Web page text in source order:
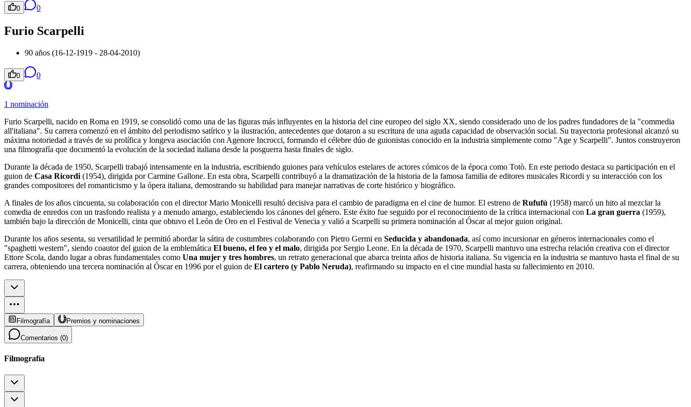
0 0
Furio Scarpelli
90 años (16-12-1919 - 28-04-2010)
0 0
1 nominación
Furio Scarpelli, nacido en Roma en 1919, se consolidó como una de las figuras más influyentes en la historia del cine europeo del siglo XX, siendo considerado uno de los padres fundadores de la "commedia
all'italiana". Su carrera comenzó en el ámbito del periodismo satírico y la ilustración, antecedentes que dotaron a su escritura de una aguda capacidad de observación social. Su trayectoria profesional alcanzó su
máxima notoriedad a través de su prolífica y longeva asociación con Agenore Incrocci, formando el célebre dúo de guionistas conocido en la industria simplemente como "Age y Scarpelli". Juntos construyeron
una filmografía que documentó la evolución de la sociedad italiana desde la posguerra hasta finales de siglo.
Durante la década de 1950, Scarpelli trabajó intensamente en la industria, escribiendo guiones para vehículos estelares de actores cómicos de la época como Totò. En este periodo destaca su participación en el
guion de Casa Ricordi (1954), dirigida por Carmine Gallone. En esta obra, Scarpelli contribuyó a la dramatización de la historia de la famosa familia de editores musicales Ricordi y su interacción con los
grandes compositores del romanticismo y la ópera italiana, demostrando su habilidad para manejar narrativas de corte histórico y biográfico.
A finales de los años cincuenta, su colaboración con el director Mario Monicelli resultó decisiva para el cambio de paradigma en el cine de humor. El estreno de Rufufú (1958) marcó un hito al mezclar la
comedia de enredos con un trasfondo realista y a menudo amargo, estableciendo los cánones del género. Este éxito fue seguido por el reconocimiento de la crítica internacional con La gran guerra (1959),
también bajo la dirección de Monicelli, cinta que obtuvo el León de Oro en el Festival de Venecia y valió a Scarpelli su primera nominación al Óscar al mejor guion original.
Durante los años sesenta, su versatilidad le permitió abordar la sátira de costumbres colaborando con Pietro Germi en Seducida y abandonada, así como incursionar en géneros internacionales como el
"spaghetti western", siendo coautor del guion de la emblemática El bueno, el feo y el malo, dirigida por Sergio Leone. En la década de 1970, Scarpelli mantuvo una estrecha relación creativa con el director
Ettore Scola, dando lugar a obras fundamentales como Una mujer y tres hombres, un retrato generacional que abarca treinta años de historia italiana. Su vigencia en la industria se mantuvo hasta el final de su
carrera, obteniendo una tercera nominación al Óscar en 1996 por el guion de El cartero (y Pablo Neruda), reafirmando su impacto en el cine mundial hasta su fallecimiento en 2010.
Filmografía Premios y nominaciones
Comentarios (0)
Filmografía